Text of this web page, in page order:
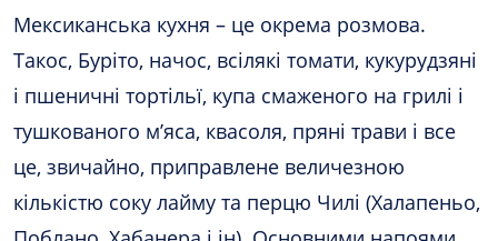
Мексиканська кухня – це окрема розмова.
Такос, Буріто, начос, всілякі томати, кукурудзяні
і пшеничні тортільї, купа смаженого на грилі і
тушкованого м’яса, квасоля, пряні трави і все
це, звичайно, приправлене величезною
кількістю соку лайму та перцю Чилі (Халапеньо,